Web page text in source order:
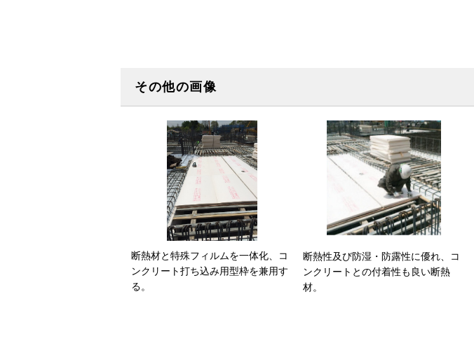
その他の画像
断熱材と特殊フィルムを一体化、コ
ンクリート打ち込み用型枠を兼用す
る。
断熱性及び防湿・防露性に優れ、コ
ンクリートとの付着性も良い断熱
材。